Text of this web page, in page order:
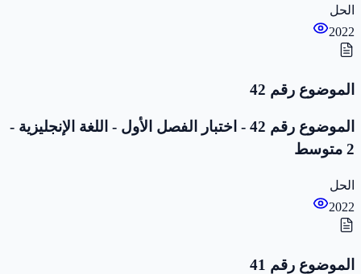
الحل
2022
الموضوع رقم 42
الموضوع رقم 42 - اختبار الفصل الأول - اللغة الإنجليزية -
2 متوسط
الحل
2022
الموضوع رقم 41